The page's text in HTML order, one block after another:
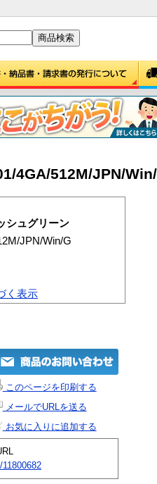
4GA/512M/JPN/
シュグリーン
JPN/Win/G
く表示
このページを印刷する
メールでURLを送る
お気に入りに追加する